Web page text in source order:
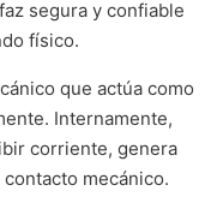
segura y confiable
físico.
que actúa como
Internamente,
corriente, genera
mecánico.